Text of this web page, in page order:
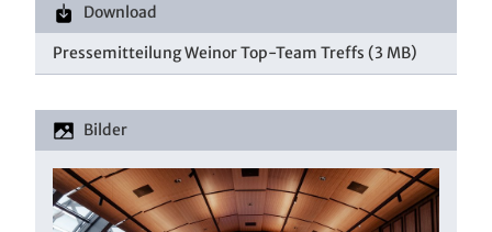
Download
Pressemitteilung Weinor Top-Team Treffs (3 MB)
Bilder